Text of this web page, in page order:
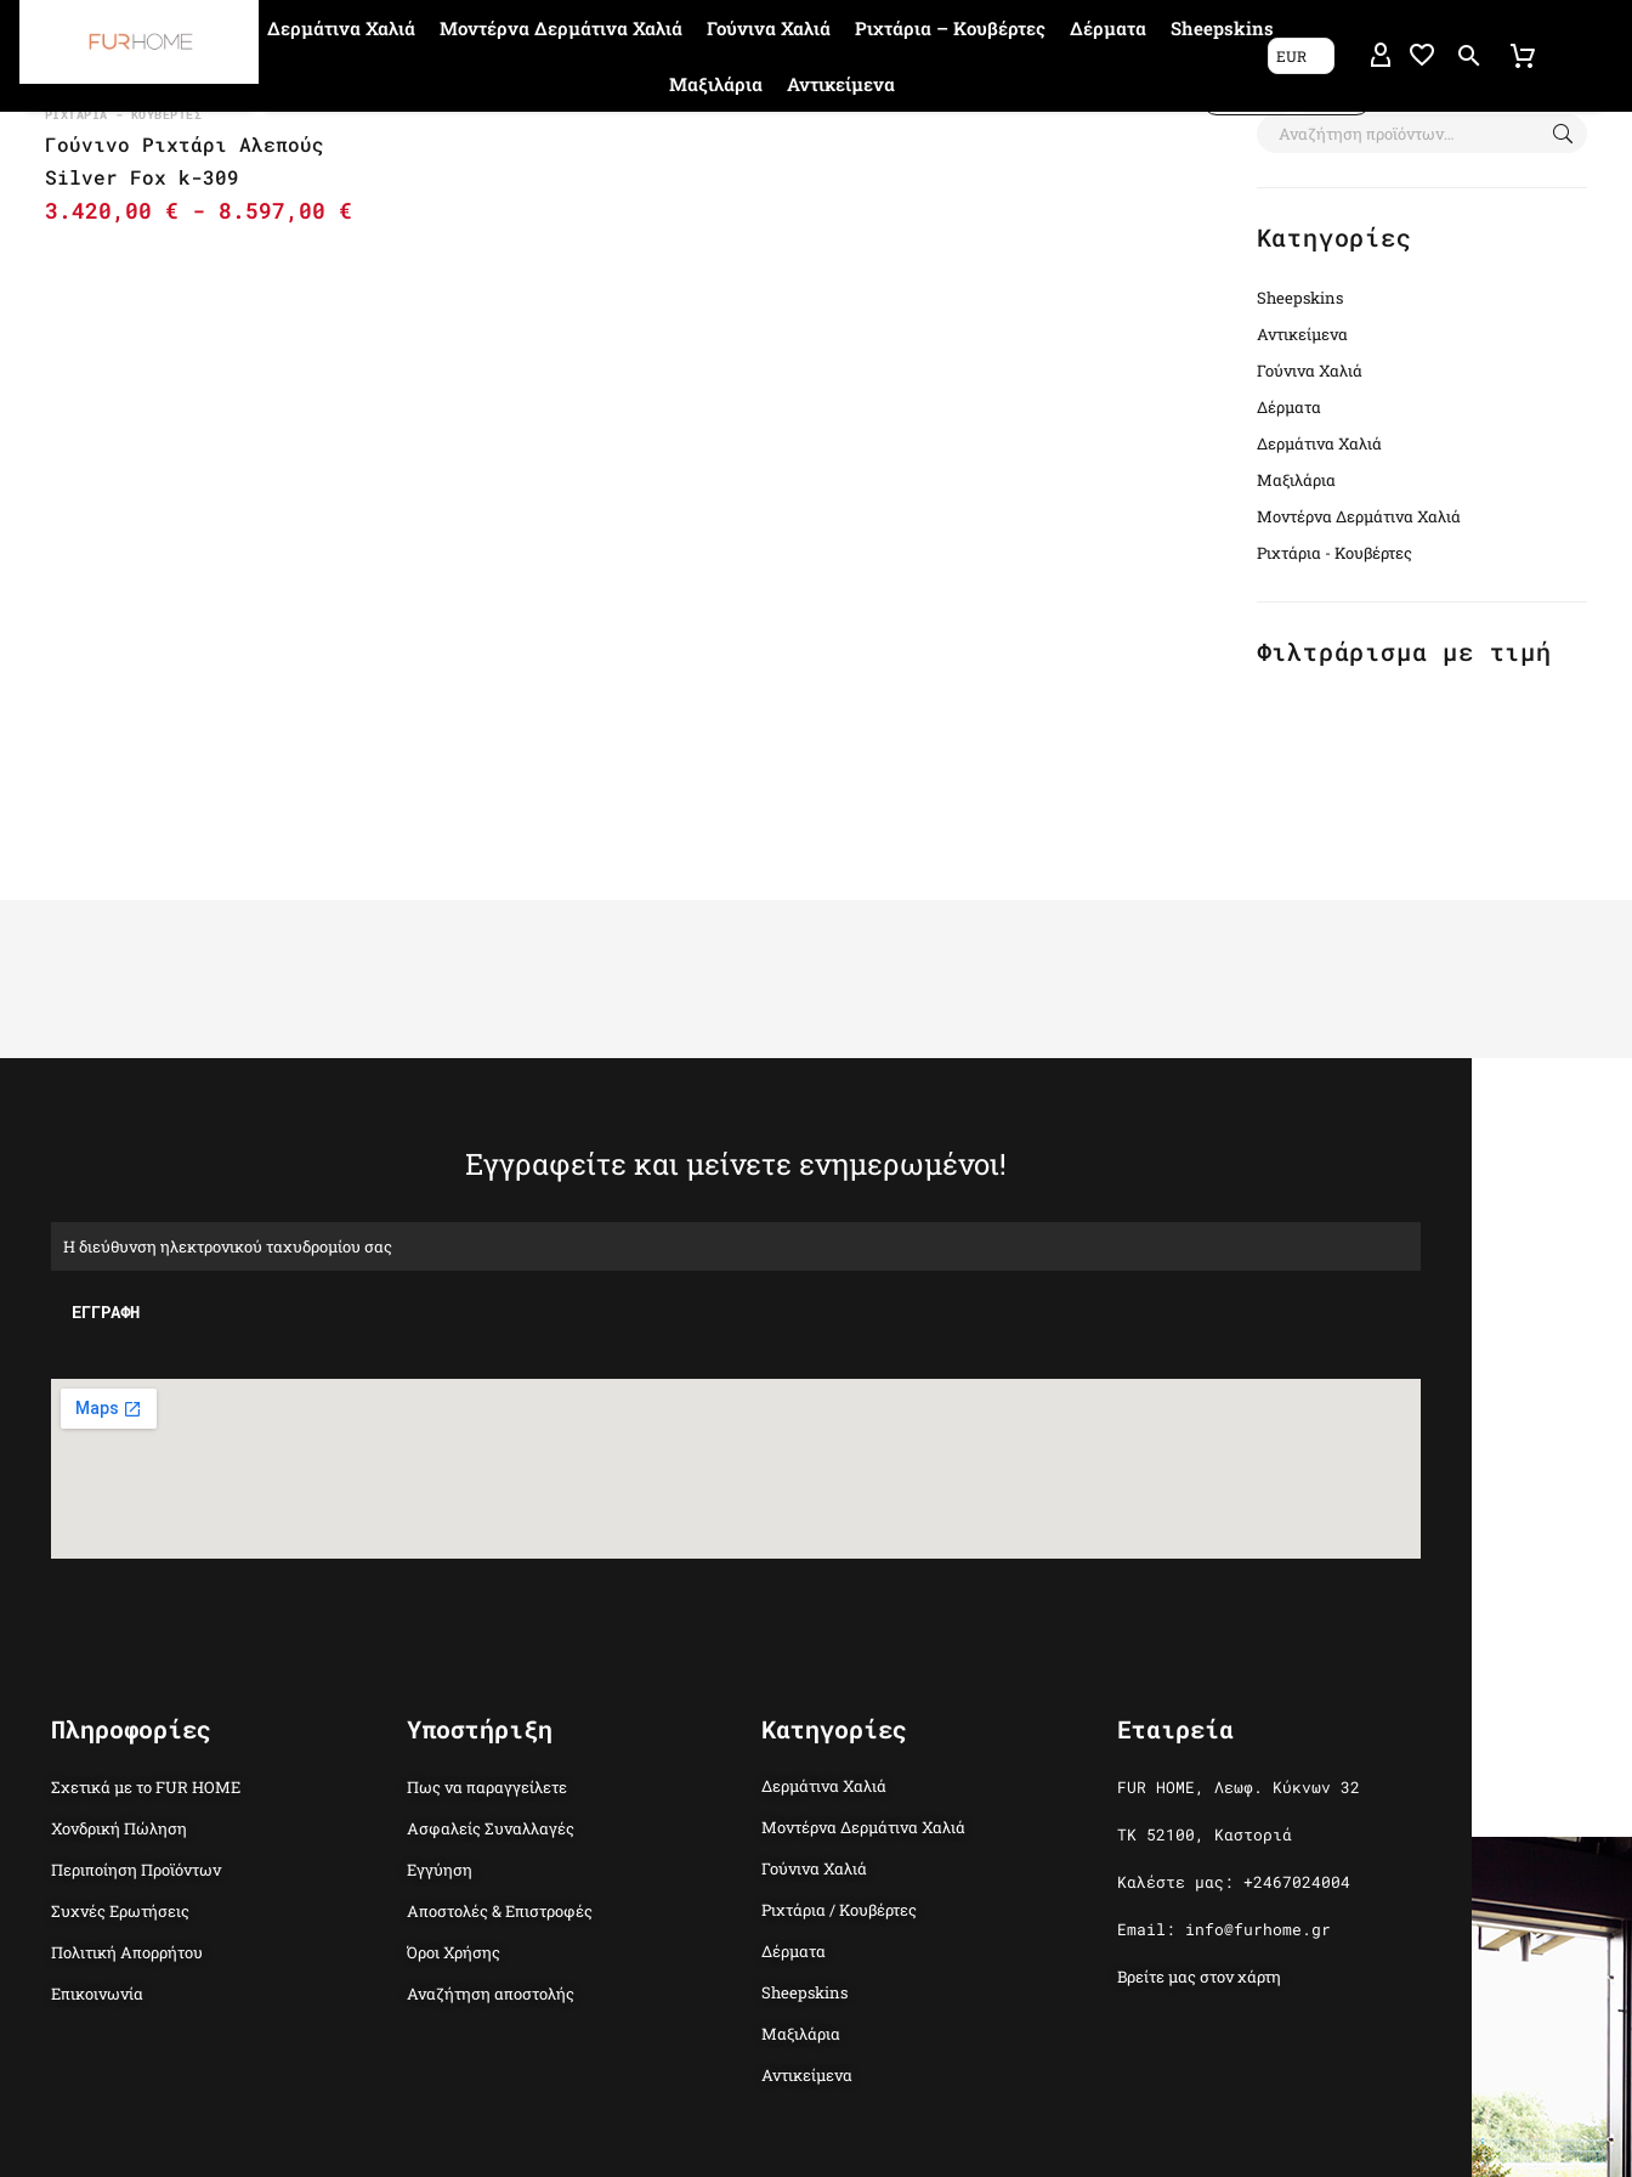
Δερμάτινα Χαλιά Μοντέρνα Δερμάτινα Χαλιά Γούνινα Χαλιά Ριχτάρια – Κουβέρτες Δέρματα Sheepskins
Μαξιλάρια Αντικείμενα
EUR
Αρχική σελίδα fur plaid silver fox
Κατηγορίες
Sheepskins
Αντικείμενα
Γούνινα Χαλιά
Δέρματα
Δερμάτινα Χαλιά
Μαξιλάρια
Μοντέρνα Δερμάτινα Χαλιά
Ριχτάρια - Κουβέρτες
Φιλτράρισμα με τιμή
ΡΙΧΤΆΡΙΑ - ΚΟΥΒΈΡΤΕΣ
Γούνινο Ριχτάρι Αλεπούς
Silver Fox k-309
3.420,00 € - 8.597,00 €
Εγγραφείτε και μείνετε ενημερωμένοι!
Πληροφορίες
Σχετικά με το FUR HOME
Χονδρική Πώληση
Περιποίηση Προϊόντων
Συχνές Ερωτήσεις
Πολιτική Απορρήτου
Επικοινωνία
Υποστήριξη
Πως να παραγγείλετε
Ασφαλείς Συναλλαγές
Εγγύηση
Αποστολές & Επιστροφές
Όροι Χρήσης
Αναζήτηση αποστολής
Κατηγορίες
Δερμάτινα Χαλιά
Μοντέρνα Δερμάτινα Χαλιά
Γούνινα Χαλιά
Ριχτάρια / Κουβέρτες
Δέρματα
Sheepskins
Μαξιλάρια
Αντικείμενα
Εταιρεία
FUR HOME, Λεωφ. Κύκνων 32
ΤΚ 52100, Καστοριά
Καλέστε μας: +2467024004
Email: info@furhome.gr
Βρείτε μας στον χάρτη